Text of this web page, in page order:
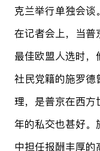
克兰举行单独会谈。
在记者会上，当普
最佳欧盟人选时，
社民党籍的施罗德
理，是普京在西方
年的私交也甚好。
中担任报酬丰厚的